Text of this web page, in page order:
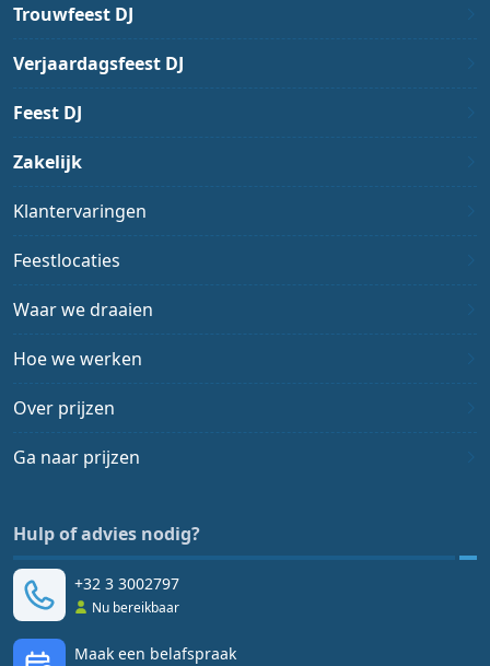
Trouwfeest DJ
Verjaardagsfeest DJ
Feest DJ
Zakelijk
Klantervaringen
Feestlocaties
Waar we draaien
Hoe we werken
Over prijzen
Ga naar prijzen
Hulp of advies nodig?
+32 3 3002797
Nu bereikbaar
Maak een belafspraak